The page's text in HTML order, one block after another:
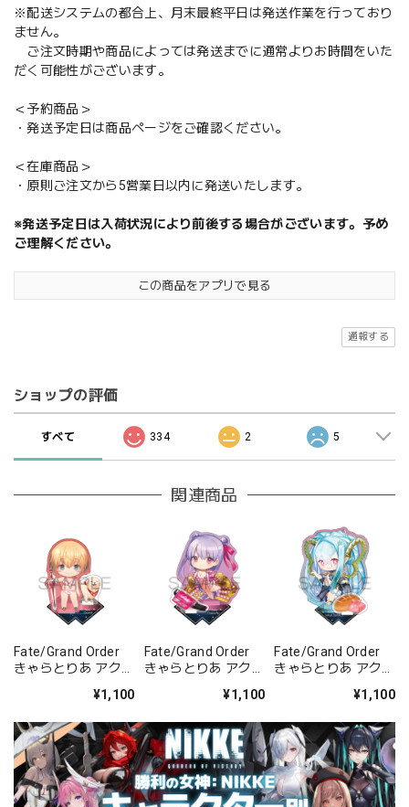
※配送システムの都合上、月末最終平日は発送作業を行っており
ません。
ご注文時期や商品によっては発送までに通常よりお時間をいた
だく可能性がございます。
＜予約商品＞
・発送予定日は商品ページをご確認ください。
＜在庫商品＞
・原則ご注文から5営業日以内に発送いたします。
※発送予定日は入荷状況により前後する場合がございます。予め
ご理解ください。
この商品をアプリで見る
通報する
ショップの評価
すべて 334 2 5
関連商品
Fate/Grand Order
きゃらとりあ アクリ
¥1,100
Fate/Grand Order
きゃらとりあ アクリ
ー/パッションリッ
¥1,100
Fate/Grand Order
きゃらとりあ アクリ
ー/ラーヴァ/ティア
¥1,100